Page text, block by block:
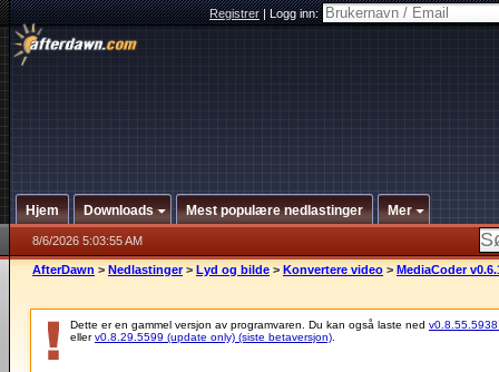
Registrer|Logg inn:
Hjem Downloads Mest populære nedlastinger Mer
8/6/2026 5:03:55 AM
AfterDawn > Nedlastinger > Lyd og bilde > Konvertere video > MediaCoder
Dette er en gammel versjon av programvaren. Du kan også laste ned v0.8.55.5938
ellerv0.8.29.5599 (update only) (siste betaversjon)